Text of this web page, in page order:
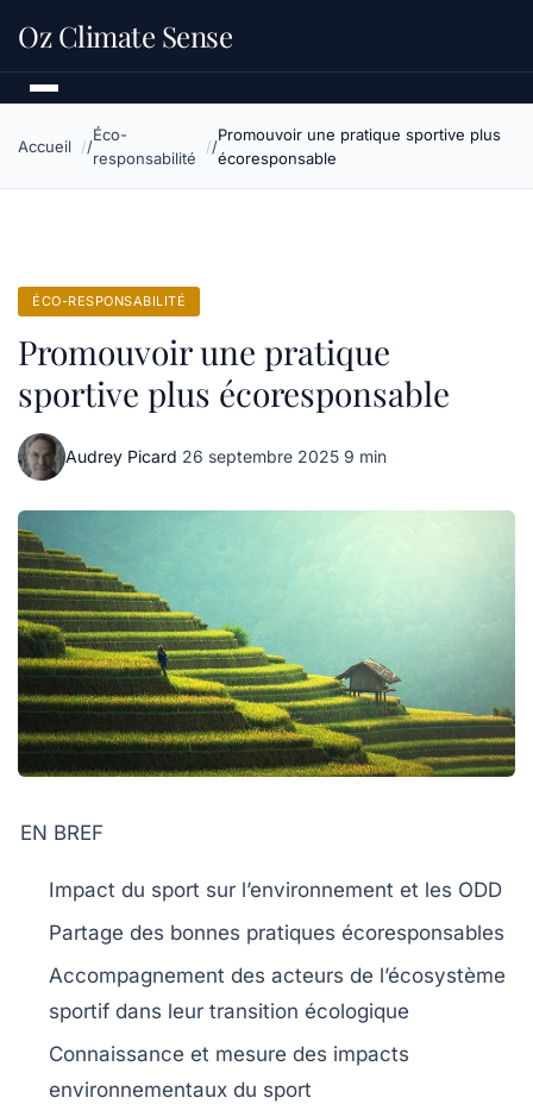
Oz Climate Sense
Accueil
Éco-
responsabilité
Promouvoir une pratique sportive plus
écoresponsable
ÉCO-RESPONSABILITÉ
Promouvoir une pratique
sportive plus écoresponsable
Audrey Picard·26 septembre 2025·9 min
EN BREF
Impact du sport sur l’environnement et les ODD
Partage des bonnes pratiques écoresponsables
Accompagnement des acteurs de l’écosystème
sportif dans leur transition écologique
Connaissance et mesure des impacts
environnementaux du sport